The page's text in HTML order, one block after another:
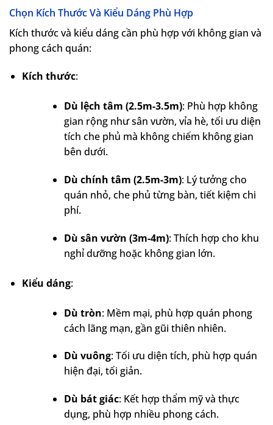
Chọn Kích Thước Và Kiểu Dáng Phù Hợp
Kích thước và kiểu dáng cần phù hợp với không gian và
phong cách quán:
Kích thước:
Dù lệch tâm (2.5m-3.5m): Phù hợp không
gian rộng như sân vườn, vỉa hè, tối ưu diện
tích che phủ mà không chiếm không gian
bên dưới.
Dù chính tâm (2.5m-3m): Lý tưởng cho
quán nhỏ, che phủ từng bàn, tiết kiệm chi
phí.
Dù sân vườn (3m-4m): Thích hợp cho khu
nghỉ dưỡng hoặc không gian lớn.
Kiểu dáng:
Dù tròn: Mềm mại, phù hợp quán phong
cách lãng mạn, gần gũi thiên nhiên.
Dù vuông: Tối ưu diện tích, phù hợp quán
hiện đại, tối giản.
Dù bát giác: Kết hợp thẩm mỹ và thực
dụng, phù hợp nhiều phong cách.